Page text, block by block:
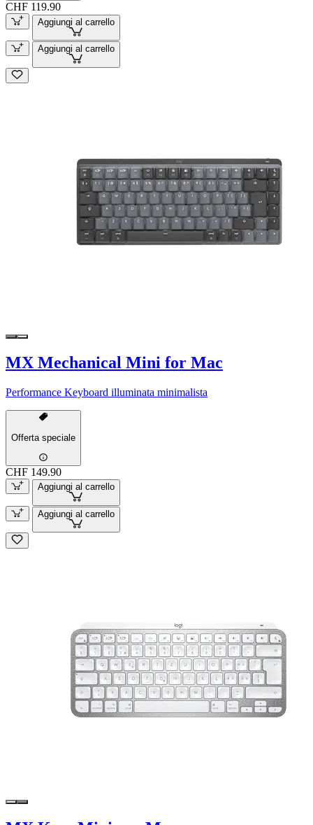
CHF 119.90
Aggiungi al carrello
Aggiungi al carrello
MX Mechanical Mini for Mac
Performance Keyboard illuminata minimalista
Offerta speciale
CHF 149.90
Aggiungi al carrello
Aggiungi al carrello